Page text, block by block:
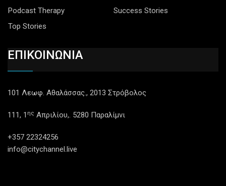
Podcast Therapy
Success Stories
Top Stories
ΕΠΙΚΟΙΝΩΝΙΑ
101 Λεωφ. Αθαλάσσας., 2013 Στρόβολος
111, 1 ης Απριλίου,. 5280 Παραλίμνι
+357 22324256
info@citychannel.live